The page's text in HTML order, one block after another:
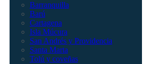
Barranquilla
Barú
Cartagena
Isla Múcura
San Andrés y Providencia
Santa Marta
Tolú y coveñas